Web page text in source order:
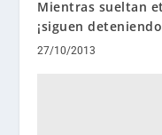
Mientras sueltan
¡siguen
27/10/2013